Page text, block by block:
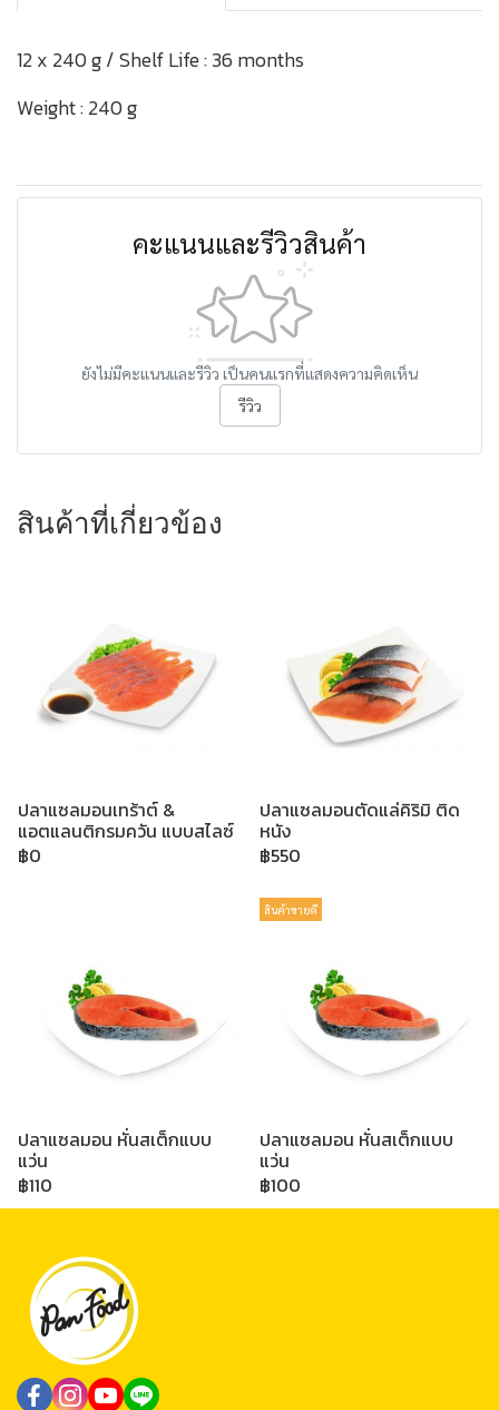
12 x 240 g / Shelf Life : 36 months
Weight : 240 g
คะแนนและรีวิวสินค้า
ยังไม่มีคะแนนและรีวิว เป็นคนแรกที่แสดงความคิดเห็น
รีวิว
สินค้าที่เกี่ยวข้อง
ปลาแซลมอนเทร้าต์ &
แอตแลนติกรมควัน แบบสไลซ์
฿0
ปลาแซลมอนตัดแล่คิริมิ ติด
หนัง
฿550
ปลาแซลมอน หั่นสเต็กแบบ
แว่น
฿110
สินค้าขายดี
ปลาแซลมอน หั่นสเต็กแบบ
แว่น
฿100